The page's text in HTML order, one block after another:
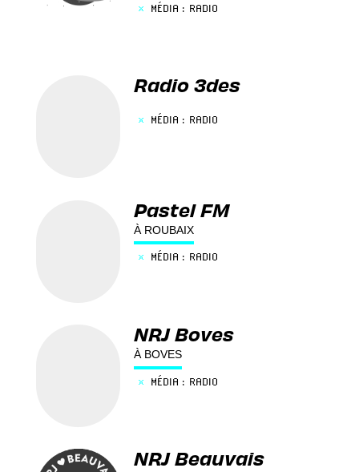
× MÉDIA : RADIO
Radio 3des
× MÉDIA : RADIO
Pastel FM
À ROUBAIX
× MÉDIA : RADIO
NRJ Boves
À BOVES
× MÉDIA : RADIO
NRJ Beauvais